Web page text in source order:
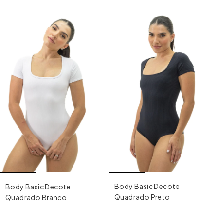
Body Basic Decote
Quadrado Branco
Body Basic Decote
Quadrado Preto